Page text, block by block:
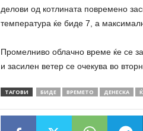
делови од котлината повремено
температура ќе биде 7, а
Промелниво облачно време ќе се
и засилен ветер се очекува во
ТАГОВИ БИДЕ ВРЕМЕТО ДЕНЕСКА